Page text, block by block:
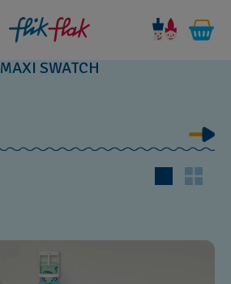
Maxi Watches
MAXI SWATCH